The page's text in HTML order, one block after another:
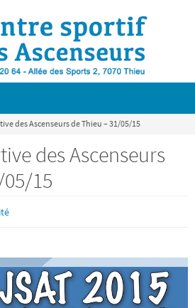
des Ascenseurs de Thieu – 31/05/15
des Ascenseurs
15